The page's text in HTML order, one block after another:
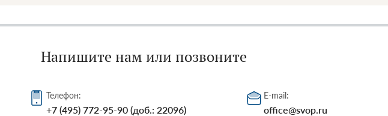
Напишите нам или позвоните
Телефон:
+7 (495) 772-95-90 (доб.: 22096)
E-mail:
office@svop.ru